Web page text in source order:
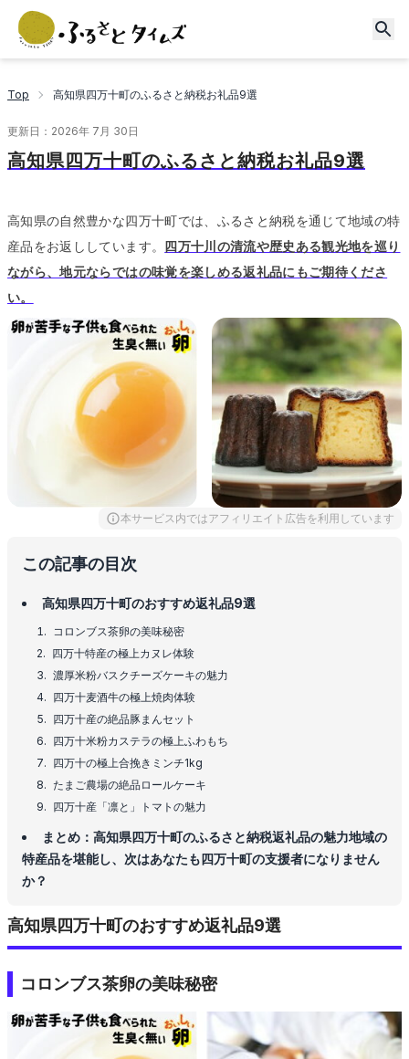
Top 高知県四万十町のふるさと納税お礼品9選
更新日： 2026年 7月 30日
高知県四万十町のふるさと納税お礼品9選
高知県の自然豊かな四万十町では、ふるさと納税を通じて地域の特
産品をお返ししています。 四万十川の清流や歴史ある観光地を巡り
ながら、地元ならではの味覚を楽しめる返礼品にもご期待くださ
い。
本サービス内ではアフィリエイト広告を利用しています
この記事の目次
高知県四万十町のおすすめ返礼品9選
コロンブス茶卵の美味秘密
四万十特産の極上カヌレ体験
濃厚米粉バスクチーズケーキの魅力
四万十麦酒牛の極上焼肉体験
四万十産の絶品豚まんセット
四万十米粉カステラの極上ふわもち
四万十の極上合挽きミンチ1kg
たまご農場の絶品ロールケーキ
四万十産「凛と」トマトの魅力
まとめ：高知県四万十町のふるさと納税返礼品の魅力地域の
特産品を堪能し、次はあなたも四万十町の支援者になりません
か？
高知県四万十町のおすすめ返礼品9選
コロンブス茶卵の美味秘密